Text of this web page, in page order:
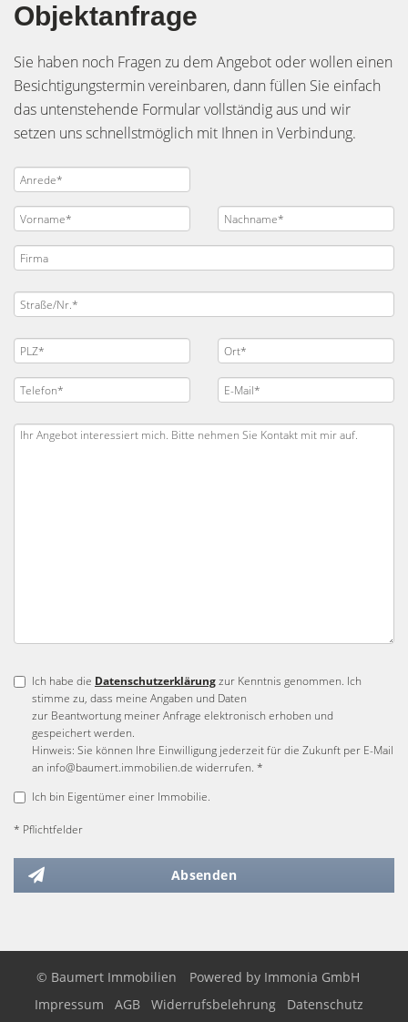
Objektanfrage
Sie haben noch Fragen zu dem Angebot oder wollen einen
Besichtigungstermin vereinbaren, dann füllen Sie einfach
das untenstehende Formular vollständig aus und wir
setzen uns schnellstmöglich mit Ihnen in Verbindung.
Ich habe die Datenschutzerklärungzur Kenntnis genommen. Ich
stimme zu, dass meine Angaben und Daten
zur Beantwortung meiner Anfrage elektronisch erhoben und
gespeichert werden.
Hinweis: Sie können Ihre Einwilligung jederzeit für die Zukunft per E-Mail
an info@baumert.immobilien.de widerrufen. *
Ich bin Eigentümer einer Immobilie.
* Pflichtfelder
Absenden
© Baumert Immobilien Powered by Immonia GmbH
Impressum
AGB Widerrufsbelehrung
Datenschutz